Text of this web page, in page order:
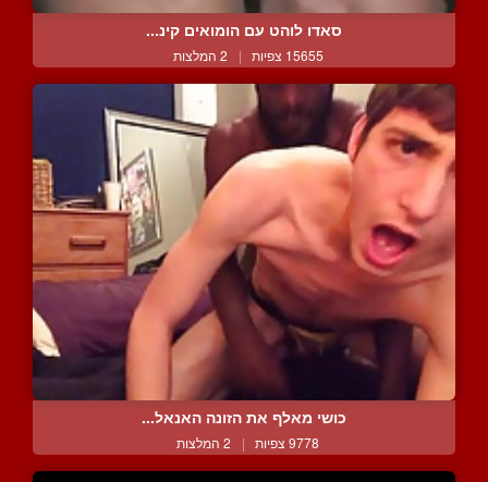
סאדו לוהט עם הומואים קינ...
15655 צפיות | 2 המלצות
כושי מאלף את הזונה האנאל...
9778 צפיות | 2 המלצות